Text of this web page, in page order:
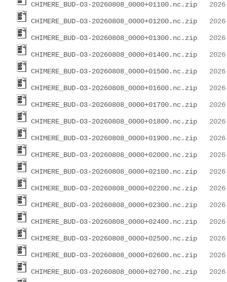
CHIMERE_BUD-O3-20260808_0000+01100.nc.zip
CHIMERE_BUD-O3-20260808_0000+01200.nc.zip
CHIMERE_BUD-O3-20260808_0000+01300.nc.zip
CHIMERE_BUD-O3-20260808_0000+01400.nc.zip
CHIMERE_BUD-O3-20260808_0000+01500.nc.zip
CHIMERE_BUD-O3-20260808_0000+01600.nc.zip
CHIMERE_BUD-O3-20260808_0000+01700.nc.zip
CHIMERE_BUD-O3-20260808_0000+01800.nc.zip
CHIMERE_BUD-O3-20260808_0000+01900.nc.zip
CHIMERE_BUD-O3-20260808_0000+02000.nc.zip
CHIMERE_BUD-O3-20260808_0000+02100.nc.zip
CHIMERE_BUD-O3-20260808_0000+02200.nc.zip
CHIMERE_BUD-O3-20260808_0000+02300.nc.zip
CHIMERE_BUD-O3-20260808_0000+02400.nc.zip
CHIMERE_BUD-O3-20260808_0000+02500.nc.zip
CHIMERE_BUD-O3-20260808_0000+02600.nc.zip
CHIMERE_BUD-O3-20260808_0000+02700.nc.zip